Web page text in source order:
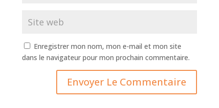
Enregistrer mon nom, mon e-mail et mon site
dans le navigateur pour mon prochain commentaire.